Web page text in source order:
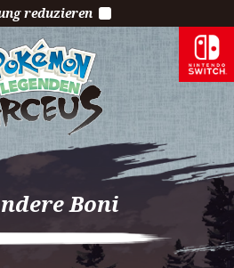
reduzieren
Boni